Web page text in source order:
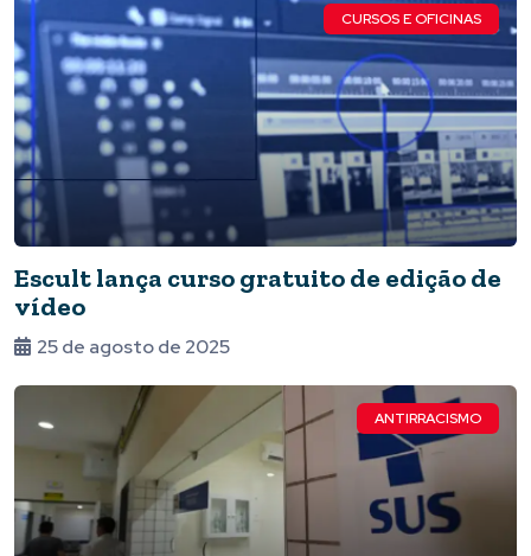
CURSOS E OFICINAS
Escult lança curso gratuito de edição de
vídeo
25 de agosto de 2025
ANTIRRACISMO